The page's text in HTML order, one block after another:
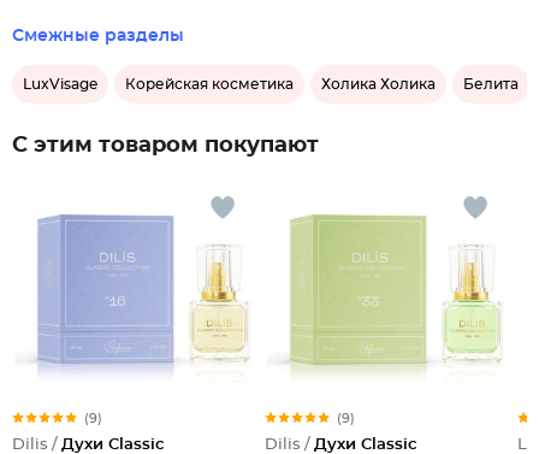
Смежные разделы
LuxVisage Корейская косметика Холика Холика Белита
С этим товаром покупают
(9)
Dilis / Духи Classic
(9)
Dilis / Духи Classic